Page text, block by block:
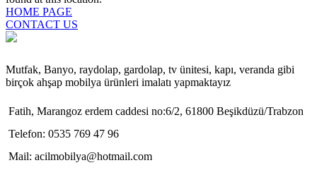
HOME PAGE
CONTACT US
Mutfak, Banyo, raydolap, gardolap, tv ünitesi, kapı, veranda gibi
birçok ahşap mobilya ürünleri imalatı yapmaktayız
Fatih, Marangoz erdem caddesi no:6/2, 61800 Beşikdüzü/Trabzon
Telefon: 0535 769 47 96
Mail: acilmobilya@hotmail.com